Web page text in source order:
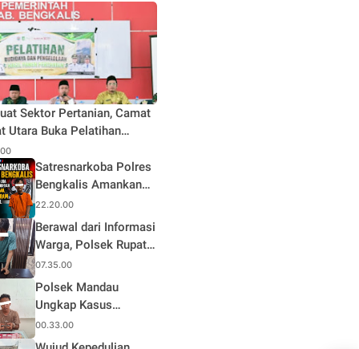
Sektor Pertanian, Camat
Utara Buka Pelatihan
dan Pengelolaan Hasil
Pertanian di Desa Teluk
Satresnarkoba Polres
Bengkalis Amankan
Terduga Pengedar
Sabu di Mandau, Sita
1,59 Gram Barang
Bukti
22.20.00
Berawal dari Informasi
Warga, Polsek Rupat
Ungkap Kasus Sabu
dan Amankan Seorang
Pria
07.35.00
Polsek Mandau
Ungkap Kasus
Narkotika, Seorang
Pria Diamankan
00.33.00